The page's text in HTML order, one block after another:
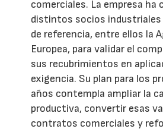
comerciales. La empresa ha
distintos socios industriales
de referencia, entre ellos la
Europea, para validar el
sus recubrimientos en
exigencia. Su plan para los
años contempla ampliar la
productiva, convertir esas
contratos comerciales y